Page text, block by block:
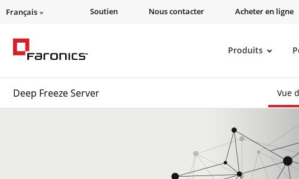
Français Soutien Nous contacter Acheter en ligne
Produits
Deep Freeze Server Vue